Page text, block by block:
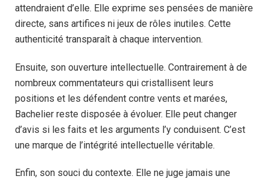
attendraient d’elle. Elle exprime ses pensées de manière
directe, sans artifices ni jeux de rôles inutiles. Cette
authenticité transparaît à chaque intervention.
Ensuite, son ouverture intellectuelle. Contrairement à de
nombreux commentateurs qui cristallisent leurs
positions et les défendent contre vents et marées,
Bachelier reste disposée à évoluer. Elle peut changer
d’avis si les faits et les arguments l’y conduisent. C’est
une marque de l’intégrité intellectuelle véritable.
Enfin, son souci du contexte. Elle ne juge jamais une